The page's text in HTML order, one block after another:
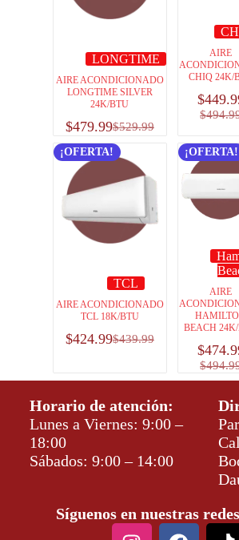
LONGTIME
AIRE ACONDICIONADO
LONGTIME SILVER
24K/BTU
$529.99
$479.99
AIRE
CHIQ 24K/
$
$
¡OFERTA!
TCL
AIRE ACONDICIONADO
TCL 18K/BTU
$439.99
$424.99
¡OFERTA!
AIRE
BEACH
$
$
Horario de atención:
Lunes a Viernes: 9:00 –
18:00
Sábados: 9:00 – 14:00
Síguenos en nuestras